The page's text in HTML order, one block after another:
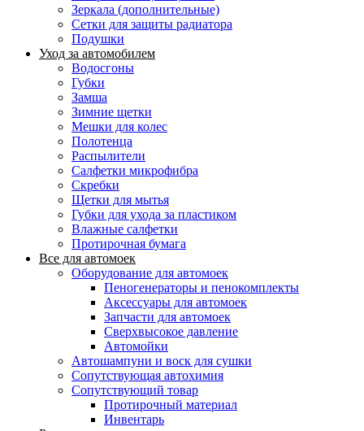
Зеркала (дополнительные)
Сетки для защиты радиатора
Подушки
Уход за автомобилем
Водосгоны
Губки
Замша
Зимние щетки
Мешки для колес
Полотенца
Распылители
Салфетки микрофибра
Скребки
Щетки для мытья
Губки для ухода за пластиком
Влажные салфетки
Протирочная бумага
Все для автомоек
Оборудование для автомоек
Пеногенераторы и пенокомплекты
Аксессуары для автомоек
Запчасти для автомоек
Сверхвысокое давление
Автомойки
Автошампуни и воск для сушки
Сопутствующая автохимия
Сопутствующий товар
Протирочный материал
Инвентарь